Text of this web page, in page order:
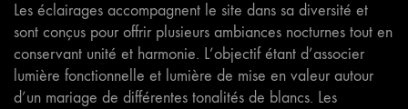
Les éclairages accompagnent le site dans sa diversité et
sont conçus pour offrir plusieurs ambiances nocturnes tout en
conservant unité et harmonie. L’objectif étant d’associer
lumière fonctionnelle et lumière de mise en valeur autour
d’un mariage de différentes tonalités de blancs. Les